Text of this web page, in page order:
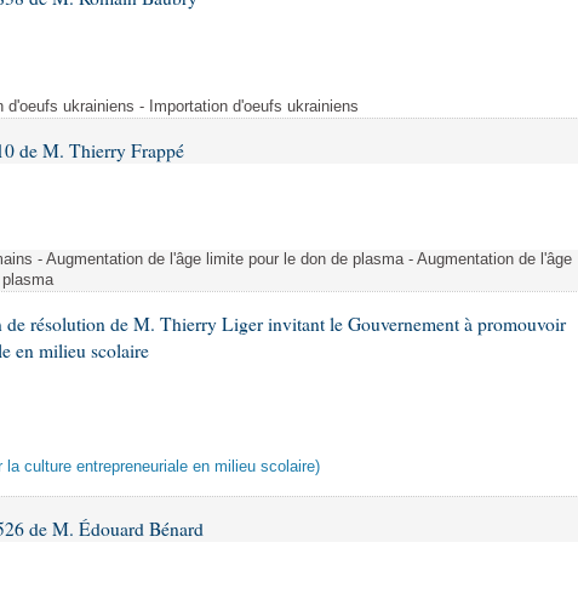
d'oeufs ukrainiens - Importation d'oeufs ukrainiens
de M. Thierry Frappé
- Augmentation de l'âge limite pour le don de plasma - Augmentation de l'âge
plasma
de résolution de M. Thierry Liger invitant le Gouvernement à promouvoir
en milieu scolaire
culture entrepreneuriale en milieu scolaire)
de M. Édouard Bénard